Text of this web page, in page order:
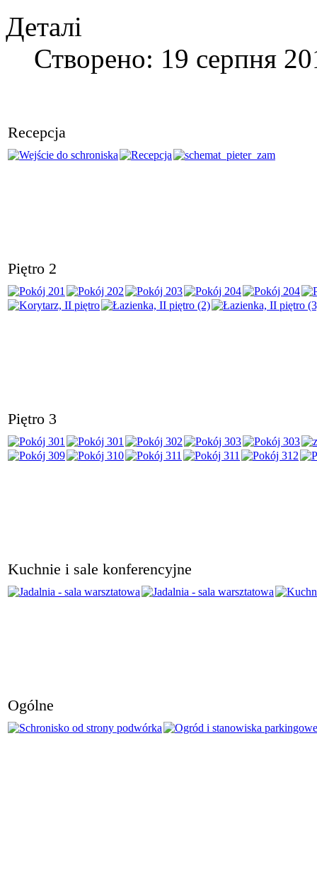
Деталі
Створено: 19 серпня
Recepcja
Piętro 2
Piętro 3
Kuchnie i sale konferencyjne
Ogólne